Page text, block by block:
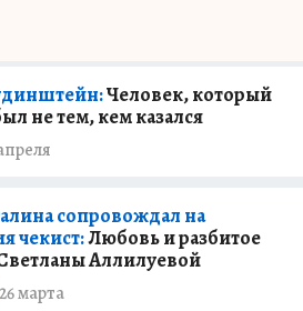
Человек, который
не тем, кем казался
сопровождал на
чекист:Любовь и разбитое
Аллилуевой
26 марта